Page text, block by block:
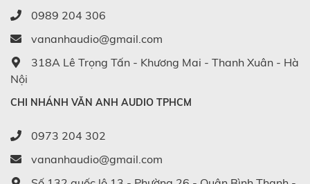
0989 204 306
vananhaudio@gmail.com
318A Lê Trọng Tấn - Khương Mai - Thanh Xuân - Hà
Nội
CHI NHÁNH VĂN ANH AUDIO TPHCM
0973 204 302
vananhaudio@gmail.com